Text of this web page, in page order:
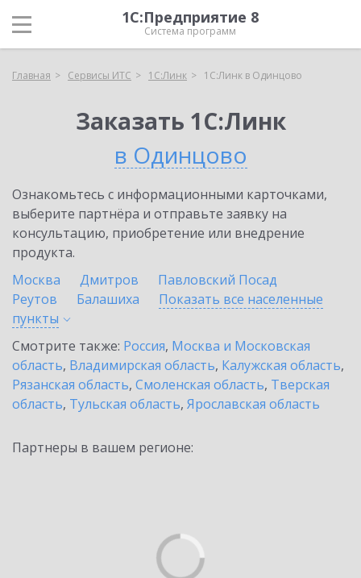
1С:Предприятие 8
Система программ
Главная Сервисы ИТС 1С:Линк 1С:Линк в Одинцово
Заказать 1С:Линк
в Одинцово
Ознакомьтесь с информационными карточками,
выберите партнёра и отправьте заявку на
консультацию, приобретение или внедрение
продукта.
Москва
Дмитров
Павловский Посад
Реутов
Балашиха
Показать все населенные
пункты
Смотрите также: Россия, Москва и Московская
область, Владимирская область, Калужская область,
Рязанская область, Смоленская область, Тверская
область, Тульская область, Ярославская область
Партнеры в вашем регионе: